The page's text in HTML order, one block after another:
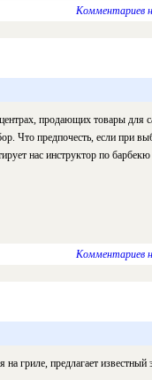
Комментариев
продающих товары для
Что предпочесть, если при
нас инструктор по
Комментариев
на гриле, предлагает